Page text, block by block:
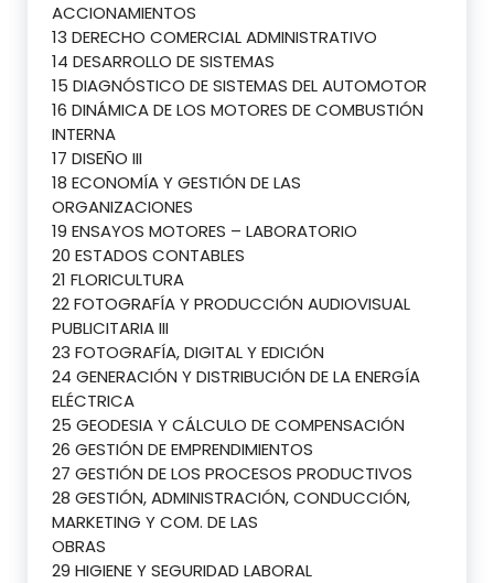
ACCIONAMIENTOS
13 DERECHO COMERCIAL ADMINISTRATIVO
14 DESARROLLO DE SISTEMAS
15 DIAGNÓSTICO DE SISTEMAS DEL AUTOMOTOR
16 DINÁMICA DE LOS MOTORES DE COMBUSTIÓN
INTERNA
17 DISEÑO III
18 ECONOMÍA Y GESTIÓN DE LAS
ORGANIZACIONES
19 ENSAYOS MOTORES – LABORATORIO
20 ESTADOS CONTABLES
21 FLORICULTURA
22 FOTOGRAFÍA Y PRODUCCIÓN AUDIOVISUAL
PUBLICITARIA III
23 FOTOGRAFÍA, DIGITAL Y EDICIÓN
24 GENERACIÓN Y DISTRIBUCIÓN DE LA ENERGÍA
ELÉCTRICA
25 GEODESIA Y CÁLCULO DE COMPENSACIÓN
26 GESTIÓN DE EMPRENDIMIENTOS
27 GESTIÓN DE LOS PROCESOS PRODUCTIVOS
28 GESTIÓN, ADMINISTRACIÓN, CONDUCCIÓN,
MARKETING Y COM. DE LAS
OBRAS
29 HIGIENE Y SEGURIDAD LABORAL